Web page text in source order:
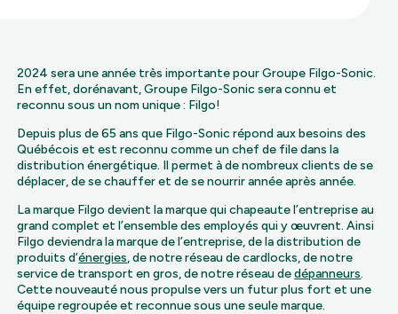
2024 sera une année très importante pour Groupe Filgo-Sonic.
En effet, dorénavant, Groupe Filgo-Sonic sera connu et
reconnu sous un nom unique : Filgo!
Depuis plus de 65 ans que Filgo-Sonic répond aux besoins des
Québécois et est reconnu comme un chef de file dans la
distribution énergétique. Il permet à de nombreux clients de se
déplacer, de se chauffer et de se nourrir année après année.
La marque Filgo devient la marque qui chapeaute l’entreprise au
grand complet et l’ensemble des employés qui y œuvrent. Ainsi
Filgo deviendra la marque de l’entreprise, de la distribution de
produits d’énergies, de notre réseau de cardlocks, de notre
service de transport en gros, de notre réseau dedépanneurs.
Cette nouveauté nous propulse vers un futur plus fort et une
équipe regroupée et reconnue sous une seule marque.